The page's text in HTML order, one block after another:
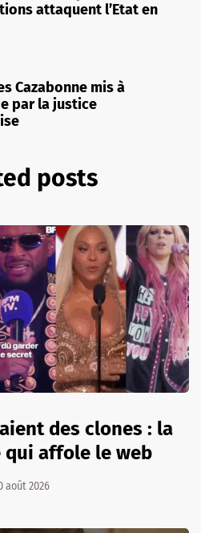
attaquent l’Etat en
Cazabonne mis à
par la justice
posts
des clones : la
affole le web
août 2026